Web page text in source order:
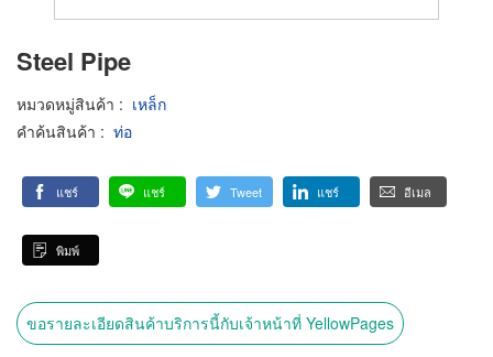
Steel Pipe
หมวดหมู่สินค้า : เหล็ก
คำค้นสินค้า : ท่อ
แชร์ แชร์ Tweet แชร์ อีเมล
พิมพ์
ขอรายละเอียดสินค้าบริการนี้กับเจ้าหน้าที่ YellowPages